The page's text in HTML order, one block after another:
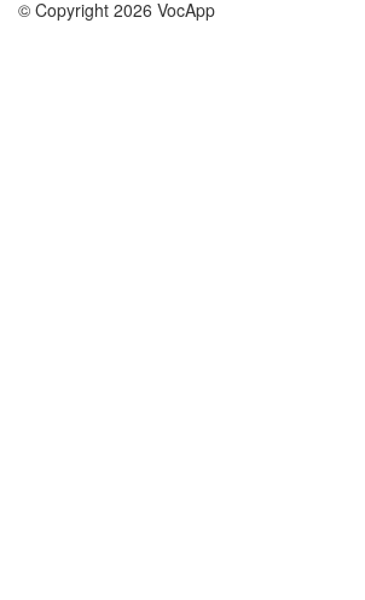
© Copyright 2026 VocApp